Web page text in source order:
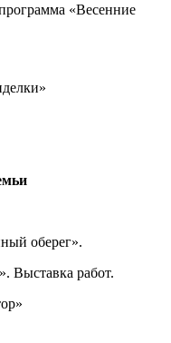
«Весенние
оберег».
Выставка работ.